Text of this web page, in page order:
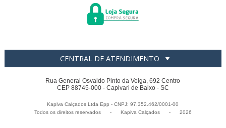
CENTRAL DE ATENDIMENTO
Rua General Osvaldo Pinto da Veiga, 692 Centro
CEP 88745-000 - Capivari de Baixo - SC
Kapiva Calçados Ltda Epp - CNPJ: 97.352.462/0001-00
Todos os direitos reservados
- Kapiva Calçados - 2026